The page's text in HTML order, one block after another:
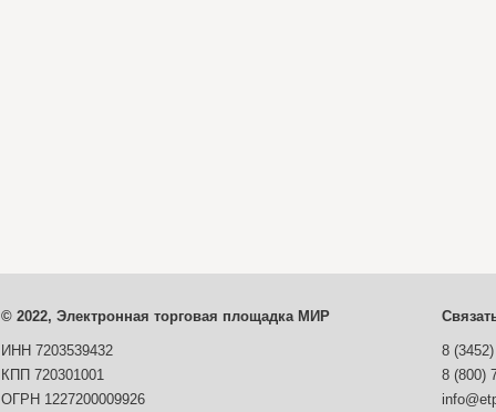
© 2022, Электронная торговая площадка МИР
ИНН 7203539432
8
КПП 720301001
8 (800)
ОГРН 1227200009926